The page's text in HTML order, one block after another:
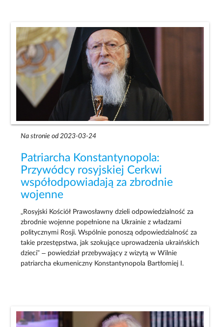
Na stronie od 2023-03-24
Patriarcha Konstantynopola:
Przywódcy rosyjskiej Cerkwi
współodpowiadają za zbrodnie
wojenne
„Rosyjski Kościół Prawosławny dzieli odpowiedzialność za
zbrodnie wojenne popełnione na Ukrainie z władzami
politycznymi Rosji. Wspólnie ponoszą odpowiedzialność za
takie przestępstwa, jak szokujące uprowadzenia ukraińskich
dzieci” – powiedział przebywający z wizytą w Wilnie
patriarcha ekumeniczny Konstantynopola Bartłomiej I.